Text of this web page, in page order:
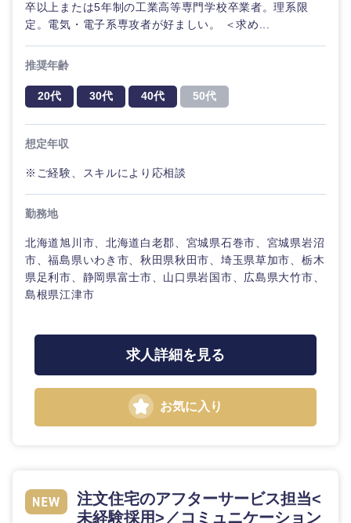
甲信越・北陸
新潟県
山梨県 長野県
卒以上または5年制の工業高等専門学校卒業者。理系限
定。電気・電子系専攻者が好ましい。 ＜求め...
推奨年齢
20代 30代 40代 50代
想定年収
※ご経験、スキルにより応相談
勤務地
北海道旭川市、北海道白老郡、宮城県石巻市、宮城県岩沼
市、福島県いわき市、秋田県秋田市、埼玉県草加市、栃木
県足利市、静岡県富士市、山口県岩国市、広島県大竹市、
島根県江津市
求人詳細を見る
お気に入り
注文住宅のアフターサービス担当<
未経験採用>／コミュニケーション